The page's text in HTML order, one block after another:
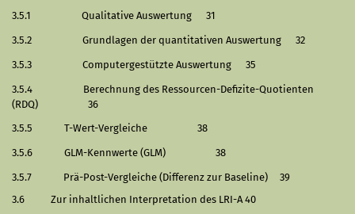
3.5.1
Qualitative Auswertung 31
3.5.2 Grundlagen der quantitativen Auswertung 32
3.5.3 Computergestützte Auswertung 35
3.5.4
Berechnung des Ressourcen-Defizite-Quotienten
(RDQ)
36
3.5.5
T-Wert-Vergleiche 38
3.5.6 GLM-Kennwerte (GLM) 38
3.5.7 Prä-Post-Vergleiche (Differenz zur Baseline)
39
3.6
Zur inhaltlichen Interpretation des LRI-A 40